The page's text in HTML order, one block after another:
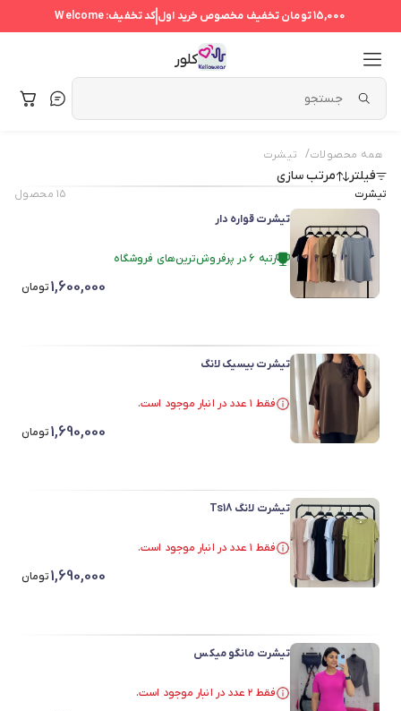
15,000 تومان تخفیف مخصوص خرید اولکد تخفیف:Welcome
کلور
همه محصولات/ تیشرت
فیلتر مرتب سازی
تیشرت ۱۵محصول
تیشرت قواره دار
رتبه ۶ در پرفروش‌ترین‌های فروشگاه
1,600,000تومان
تیشرت بیسیک لانگ
فقط ۱ عدد در انبار موجود است.
1,690,000تومان
تیشرت لانگ Ts18
فقط ۱ عدد در انبار موجود است.
1,690,000تومان
تیشرت مانگو میکس
فقط ۲ عدد در انبار موجود است.